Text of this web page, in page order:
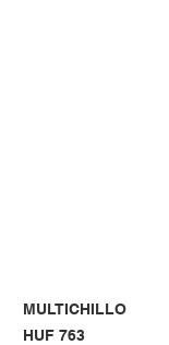
MULTICHILLO
Price
HUF 763